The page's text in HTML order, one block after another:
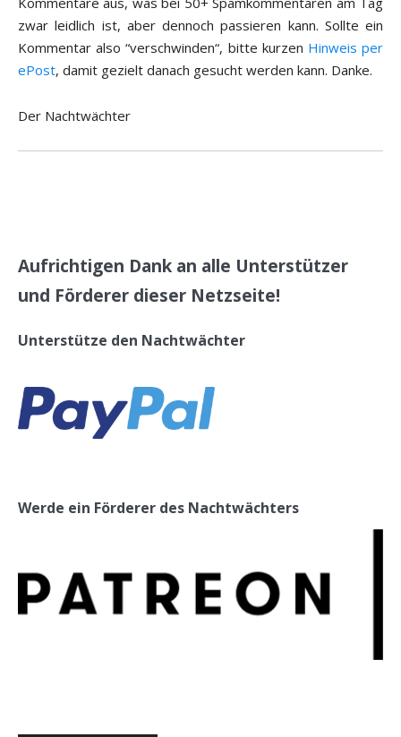
zwar leidlich ist, aber dennoch passieren kann. Sollte ein
Kommentar also “verschwinden“, bitte kurzen Hinweis per
ePost, damit gezielt danach gesucht werden kann. Danke.
Der Nachtwächter
Aufrichtigen Dank an alle Unterstützer
und Förderer dieser Netzseite!
Unterstütze den Nachtwächter
Werde ein Förderer des Nachtwächters